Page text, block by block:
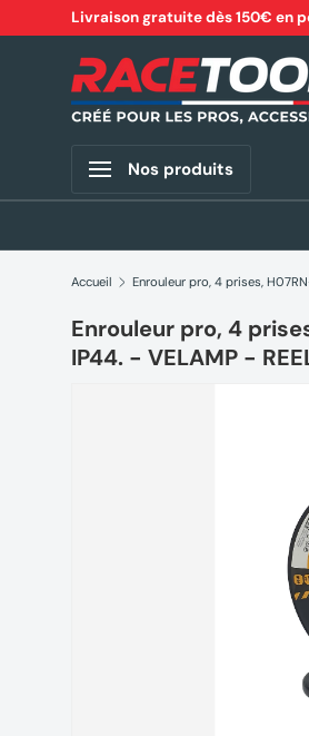
Aller au contenu
Livraison gratuite dès 150€ en
Nos produits
Accueil
Enrouleur pro, 4
IP44. - VELAMP -